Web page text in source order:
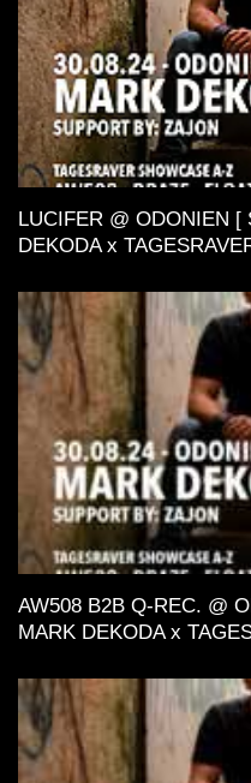
LUCIFER @ ODONIEN [
DEKODA x
AW508 B2B Q-REC. @
MARK DEKODA x